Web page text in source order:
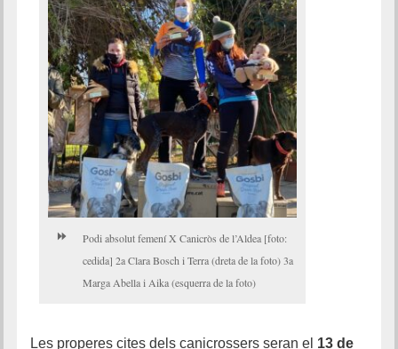
Podi absolut femení X Canicròs de l’Aldea [foto:
cedida] 2a Clara Bosch i Terra (dreta de la foto) 3a
Marga Abella i Aika (esquerra de la foto)
Les properes cites dels canicrossers seran el 13 de